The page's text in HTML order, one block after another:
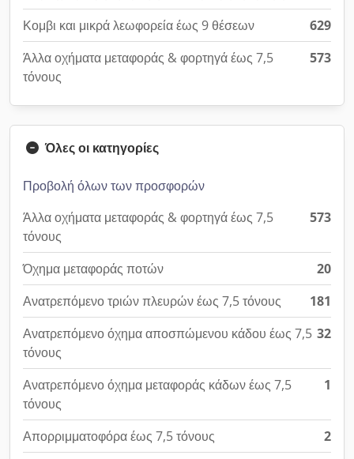
Κομβι και μικρά λεωφορεία έως 9 θέσεων
629
Άλλα οχήματα μεταφοράς & φορτηγά έως 7,5
τόνους
573
Όλες οι κατηγορίες
Προβολή όλων των προσφορών
Άλλα οχήματα μεταφοράς & φορτηγά έως 7,5
τόνους
573
Όχημα μεταφοράς ποτών
20
Ανατρεπόμενο τριών πλευρών έως 7,5 τόνους
181
Ανατρεπόμενο όχημα αποσπώμενου κάδου έως 7,5
τόνους
32
Ανατρεπόμενο όχημα μεταφοράς κάδων έως 7,5
τόνους
1
Απορριμματοφόρα έως 7,5 τόνους
2